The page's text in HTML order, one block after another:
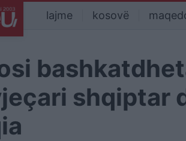
lajme kosovë
shqiptar